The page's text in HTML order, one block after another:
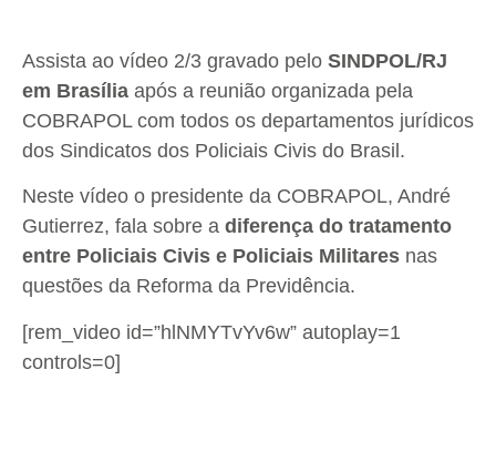
Assista ao vídeo 2/3 gravado pelo SINDPOL/RJ
em Brasília após a reunião organizada pela
COBRAPOL com todos os departamentos jurídicos
dos Sindicatos dos Policiais Civis do Brasil.
Neste vídeo o presidente da COBRAPOL, André
Gutierrez, fala sobre a diferença do tratamento
entre Policiais Civis e Policiais Militares nas
questões da Reforma da Previdência.
[rem_video id=”hlNMYTvYv6w” autoplay=1
controls=0]